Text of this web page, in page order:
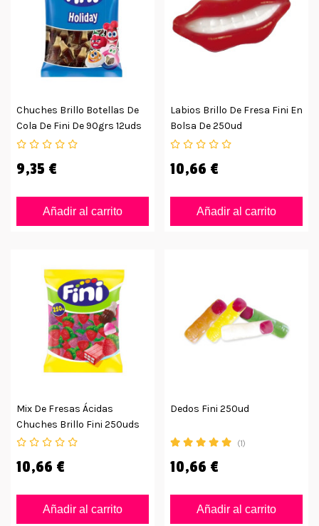
Chuches Brillo Botellas De
Cola De Fini De 90grs 12uds
9,35 €
Añadir al carrito
Labios Brillo De Fresa Fini En
Bolsa De 250ud
10,66 €
Añadir al carrito
Mix De Fresas Ácidas
Chuches Brillo Fini 250uds
10,66 €
Añadir al carrito
Dedos Fini 250ud
(1)
10,66 €
Añadir al carrito